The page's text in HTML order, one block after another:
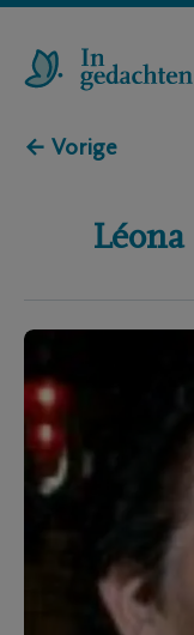
← Vorige
Léona